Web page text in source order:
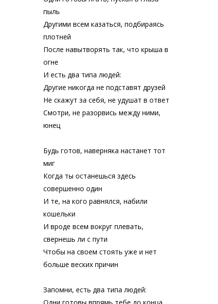
пыль
Другими всем казаться, подбираясь
плотней
После навытворять так, что крыша в
огне
И есть два типа людей:
Другие никогда не подставят друзей
Не скажут за себя, не удушат в ответ
Смотри, не разорвись между ними,
юнец
Будь готов, наверняка настанет тот
миг
Когда ты останешься здесь
совершенно один
И те, на кого равнялся, набили
кошельки
И вроде всем вокруг плевать,
свернешь ли с пути
Чтобы на своем стоять уже и нет
больше веских причин
Запомни, есть два типа людей: